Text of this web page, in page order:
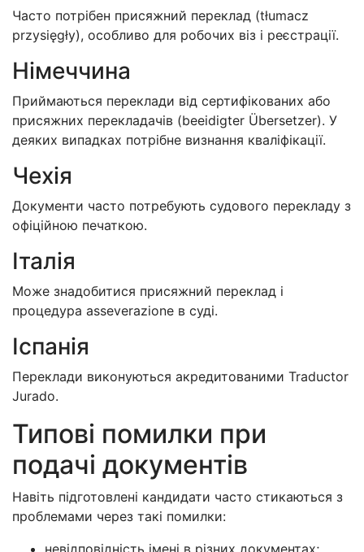
Часто потрібен присяжний переклад (tłumacz
przysięgły), особливо для робочих віз і реєстрації.
Німеччина
Приймаються переклади від сертифікованих або
присяжних перекладачів (beeidigter Übersetzer). У
деяких випадках потрібне визнання кваліфікації.
Чехія
Документи часто потребують судового перекладу з
офіційною печаткою.
Італія
Може знадобитися присяжний переклад і
процедура asseverazione в суді.
Іспанія
Переклади виконуються акредитованими Traductor
Jurado.
Типові помилки при
подачі документів
Навіть підготовлені кандидати часто стикаються з
проблемами через такі помилки:
невідповідність імені в різних документах;